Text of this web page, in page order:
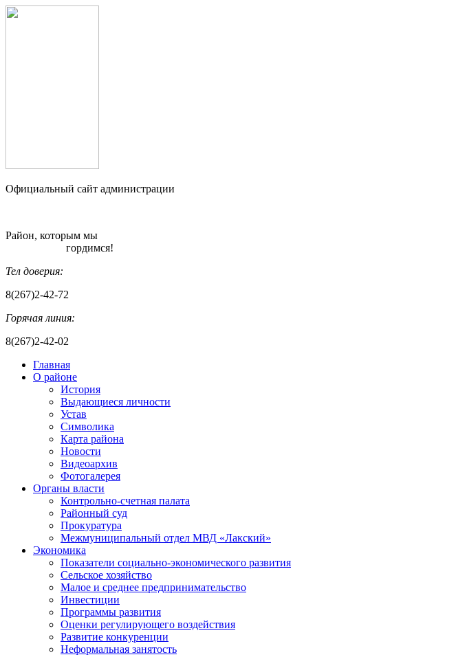
Официальный сайт администрации
Район, которым мы
гордимся!
Тел доверия:
8(267)2-42-72
Горячая линия:
8(267)2-42-02
Главная
О районе
История
Выдающиеся личности
Устав
Символика
Карта района
Новости
Видеоархив
Фотогалерея
Органы власти
Контрольно-счетная палата
Районный суд
Прокуратура
Межмуниципальный отдел МВД «Лакский»
Экономика
Показатели социально-экономического развития
Сельское хозяйство
Малое и среднее предпринимательство
Инвестиции
Программы развития
Оценки регулирующего воздействия
Развитие конкуренции
Неформальная занятость